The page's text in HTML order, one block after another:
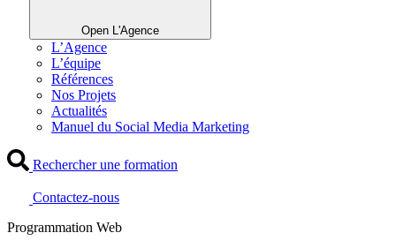
Open L'Agence
L’Agence
L’équipe
Références
Nos Projets
Actualités
Manuel du Social Media Marketing
Rechercher une formation
Contactez-nous
Programmation Web